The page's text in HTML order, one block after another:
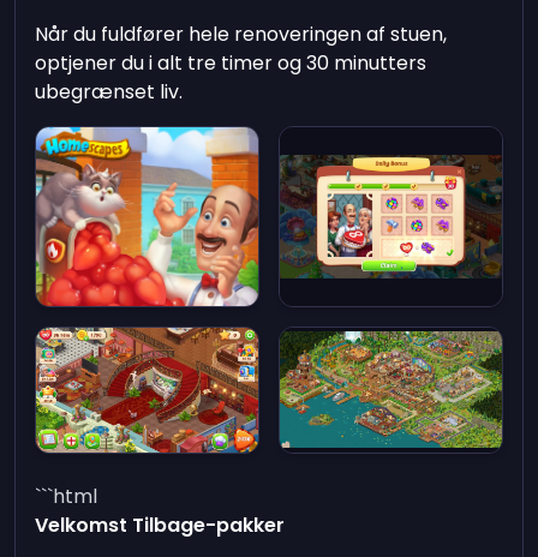
Når du fuldfører hele renoveringen af stuen,
optjener du i alt tre timer og 30 minutters
ubegrænset liv.
```html
Velkomst Tilbage-pakker